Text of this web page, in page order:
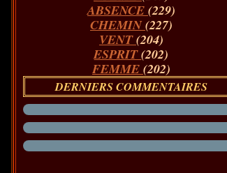
ABSENCE (229)
CHEMIN(227)
VENT(204)
ESPRIT(202)
FEMME (202)
DERNIERS COMMENTAIRES